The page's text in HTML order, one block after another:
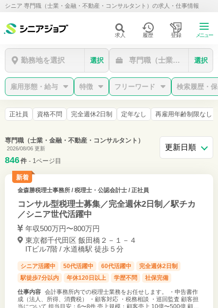
シニア 専門職（士業・金融・不動産・コンサルタント）の求人・仕事情報
求人 履歴 登録 メニュー
勤務地を選択 選択 専門職（士業・金融・不
選択
雇用形態・給与 特徴 フリーワード 検索履歴・
正社員 資格不問 完全週休2日制 定年なし 再雇用年齢制限なし
専門職（士業・金融・不動産・コンサルタント）
2026/08/06 更新
846件 - 1ページ目
新着
金森勝税理士事務所/ 税理士・公認会計士 / 正社員
コンサル型税理士募集／完全週休2日制／駅チカ
／シニア世代活躍中
年収500万円〜800万円
東京都千代田区 飯田橋２－１－４
ITビル7階 / 水道橋駅 徒歩５分
シニア活躍中 50代活躍中 60代活躍中
完全週休2日制
駅徒歩7分以内
年休120日以上 学歴不問 社保完備
仕事内容 会計事務所内での税理士業務をお任せします。 ・申告書作
成（法人、所得、消費税） ・顧客対応 ・税務相談 ・巡回監査 顧客担
当について 担当目安：6〜8件 売上規模：顧客売上 10億〜500億 顧客